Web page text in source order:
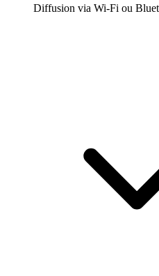
Diffusion via Wi-Fi ou